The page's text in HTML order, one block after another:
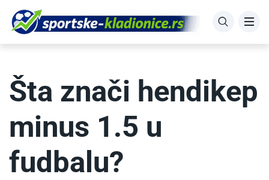
Šta znači hendikep
minus 1.5 u
fudbalu?